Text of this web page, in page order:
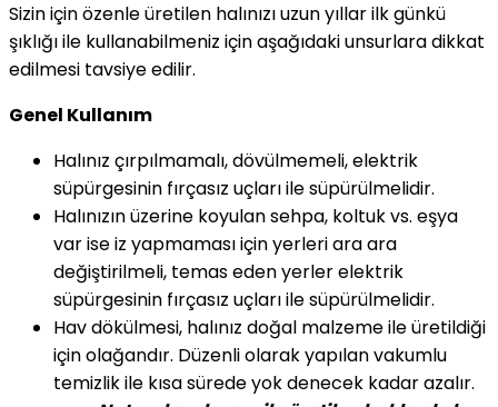
Sizin için özenle üretilen halınızı uzun yıllar ilk günkü
şıklığı ile kullanabilmeniz için aşağıdaki unsurlara dikkat
edilmesi tavsiye edilir.
Genel Kullanım
Halınız çırpılmamalı, dövülmemeli, elektrik
süpürgesinin fırçasız uçları ile süpürülmelidir.
Halınızın üzerine koyulan sehpa, koltuk vs. eşya
var ise iz yapmaması için yerleri ara ara
değiştirilmeli, temas eden yerler elektrik
süpürgesinin fırçasız uçları ile süpürülmelidir.
Hav dökülmesi, halınız doğal malzeme ile üretildiği
için olağandır. Düzenli olarak yapılan vakumlu
temizlik ile kısa sürede yok denecek kadar azalır.